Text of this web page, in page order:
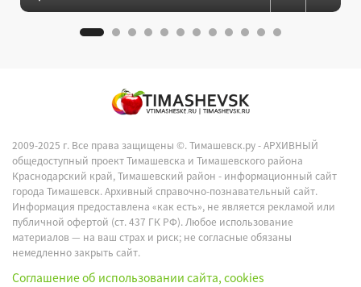
2009-2025 г. Все права защищены ©.Тимашевск.ру - АРХИВНЫЙ
общедоступный проект Тимашевска и Тимашевского района
Краснодарский край, Тимашевский район - информационный сайт
города Тимашевск. Архивный справочно-познавательный сайт.
Информация предоставлена «как есть», не является рекламой или
публичной офертой (ст. 437 ГК РФ). Любое использование
материалов — на ваш страх и риск; не согласные обязаны
немедленно закрыть сайт.
Соглашение об использовании сайта, cookies